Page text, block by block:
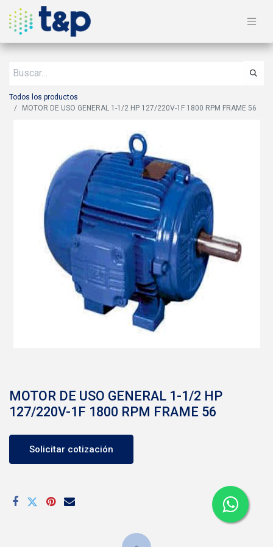
Todos los productos
MOTOR DE USO GENERAL 1-1/2 HP 127/220V-1F 1800 RPM FRAME 56
MOTOR DE USO GENERAL 1-1/2 HP
127/220V-1F 1800 RPM FRAME 56
Solicitar cotización